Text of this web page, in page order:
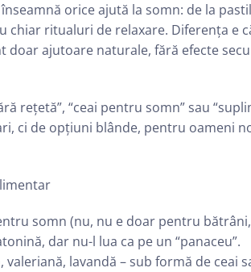
orice ajută la somn: de la
chiar ritualuri de relaxare. Diferența e
doar ajutoare naturale, fără efecte
rețetă”, “ceai pentru somn” sau
ci de opțiuni blânde, pentru oameni
somn (nu, nu e doar pentru
dar nu-l lua ca pe un “panaceu”.
lavandă – sub formă de ceai